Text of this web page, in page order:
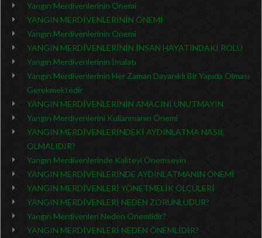
Yangın Merdivenlerinin Önemi
YANGIN MERDİVENLERİNİN ÖNEMİ
Yangın Merdivenlerinin Önemi
YANGIN MERDİVENLERİNİN İNSAN HAYATINDAKİ ROLÜ
Yangın Merdivenlerinin İmalatı
Yangın Merdivenlerinin Her Zaman Dayanıklı Bir Yapıda Olması
Gerekmektedir
YANGIN MERDİVENLERİNİN AMACINI UNUTMAYIN
Yangın Merdivenlerini Kullanmanın Önemi
YANGIN MERDİVENLERİNDEKİ AYDINLATMA NASIL
OLMALIDIR?
Yangın Merdivenlerinde Kaliteyi Önemseyin
YANGIN MERDİVENLERİNDE AYDINLATMANIN ÖNEMİ
YANGIN MERDİVENLERİ YÖNETMELİK ÖLÇÜLERİ
YANGIN MERDİVENLERİ NEDEN ZORUNLUDUR?
Yangın Merdivenleri Neden Önemlidir?
YANGIN MERDİVENLERİ NEDEN ÖNEMLİDİR?